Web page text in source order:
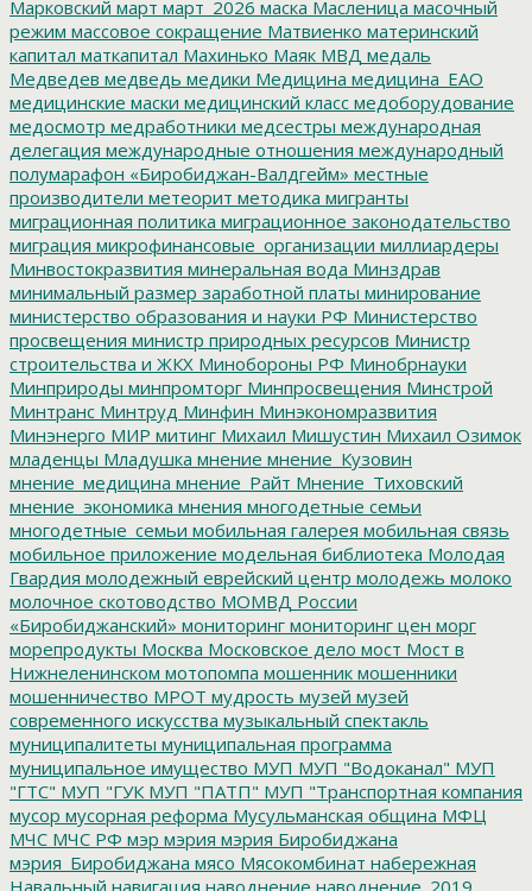
Марковский март март_2026 маска Масленица масочный
режим массовое сокращение Матвиенко материнский
капитал маткапитал Махинько Маяк МВД медаль
Медведев медведь медики Медицина медицина_ЕАО
медицинские маски медицинский класс медоборудование
медосмотр медработники медсестры международная
делегация международные отношения международный
полумарафон «Биробиджан-Валдгейм» местные
производители метеорит методика мигранты
миграционная политика миграционное законодательство
миграция микрофинансовые_организации миллиардеры
Минвостокразвития минеральная вода Минздрав
минимальный размер заработной платы минирование
министерство образования и науки РФ Министерство
просвещения министр природных ресурсов Министр
строительства и ЖКХ Минобороны РФ Минобрнауки
Минприроды минпромторг Минпросвещения Минстрой
Минтранс Минтруд Минфин Минэкономразвития
Минэнерго МИР митинг Михаил Мишустин Михаил Озимок
младенцы Младушка мнение мнение_Кузовин
мнение_медицина мнение_Райт Мнение_Тиховский
мнение_экономика мнения многодетные семьи
многодетные_семьи мобильная галерея мобильная связь
мобильное приложение модельная библиотека Молодая
Гвардия молодежный еврейский центр молодежь молоко
молочное скотоводство МОМВД России
«Биробиджанский» мониторинг мониторинг цен морг
морепродукты Москва Московское дело мост Мост в
Нижнеленинском мотопомпа мошенник мошенники
мошенничество МРОТ мудрость музей музей
современного искусства музыкальный спектакль
муниципалитеты муниципальная программа
муниципальное имущество МУП МУП "Водоканал" МУП
"ГТС" МУП "ГУК МУП "ПАТП" МУП "Транспортная компания
мусор мусорная реформа Мусульманская община МФЦ
МЧС МЧС РФ мэр мэрия мэрия Биробиджана
мэрия_Биробиджана мясо Мясокомбинат набережная
Навальный навигация наводнение наводнение_2019